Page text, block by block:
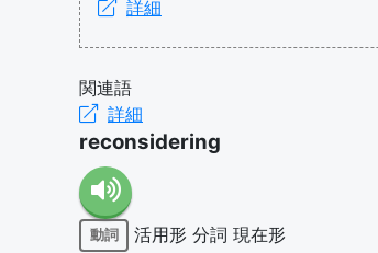
詳細
関連語
詳細
reconsidering
動詞 活用形 分詞 現在形